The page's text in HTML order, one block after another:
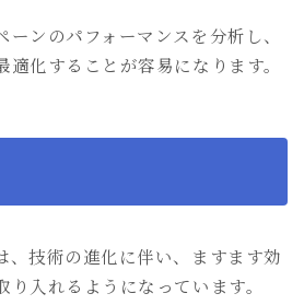
ーンのパフォーマンスを分析し、
化することが容易になります。
、技術の進化に伴い、ますます効
入れるようになっています。